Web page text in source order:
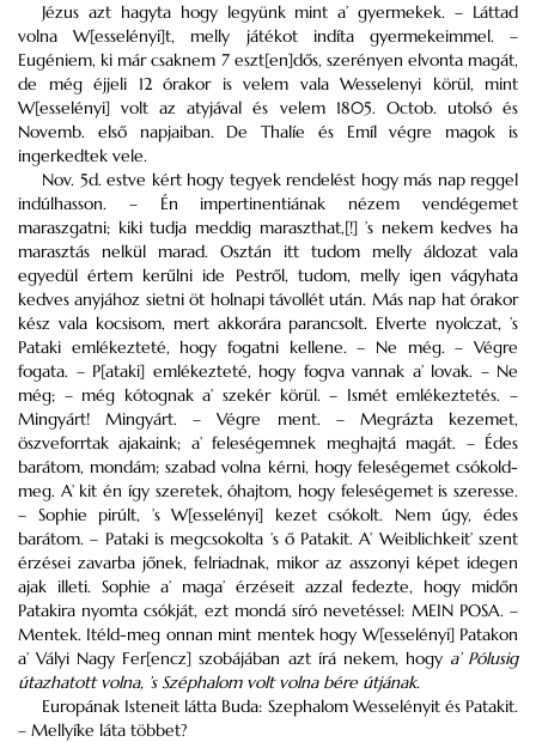
Jézus azt hagyta hogy legyünk mint a’ gyermekek. – Láttad
volna W[esselényi]t, melly játékot indíta gyermekeimmel. –
Eugéniem, ki már csaknem 7 eszt[en]dős, szerényen elvonta magát,
de még éjjeli 12 órakor is velem vala Wesselenyi körül, mint
W[esselényi] volt az atyjával és velem 1805. Octob. utolsó és
Novemb. első napjaiban. De Thalíe és Emíl végre magok is
ingerkedtek vele.
Nov. 5d. estve kért hogy tegyek rendelést hogy más nap reggel
indúlhasson. – Én impertinentiának nézem vendégemet
maraszgatni; kiki tudja meddig maraszthat,[!] ’s nekem kedves ha
marasztás nelkül marad. Osztán itt tudom melly áldozat vala
egyedül értem kerűlni ide Pestről, tudom, melly igen vágyhata
kedves anyjához sietni öt holnapi távollét után. Más nap hat órakor
kész vala kocsisom, mert akkorára parancsolt. Elverte nyolczat, ’s
Pataki emlékezteté, hogy fogatni kellene. – Ne még. – Végre
fogata. – P[ataki] emlékezteté, hogy fogva vannak a’ lovak. – Ne
még; – még kótognak a’ szekér körül. – Ismét emlékeztetés. –
Mingyárt! Mingyárt. – Végre ment. – Megrázta kezemet,
öszveforrtak ajakaink; a’ feleségemnek meghajtá magát. – Édes
barátom, mondám; szabad volna kérni, hogy feleségemet csókold-
meg. A’ kit én így szeretek, óhajtom, hogy feleségemet is szeresse.
– Sophie pirúlt, ’s W[esselényi] kezet csókolt. Nem úgy, édes
barátom. – Pataki is megcsokolta ’s ő Patakit. A’ Weiblichkeit’ szent
érzései zavarba jőnek, felriadnak, mikor az asszonyi képet idegen
ajak illeti. Sophie a’ maga’ érzéseit azzal fedezte, hogy midőn
Patakira nyomta csókját, ezt mondá síró nevetéssel: MEIN POSA. –
Mentek. Itéld-meg onnan mint mentek hogy W[esselényi] Patakon
a’ Vályi Nagy Fer[encz] szobájában azt írá nekem, hogy a’ Pólusig
útazhatott volna, ’s Széphalom volt volna bére útjának.
Europának Isteneit látta Buda: Szephalom Wesselényit és Patakit.
– Mellyíke láta többet?